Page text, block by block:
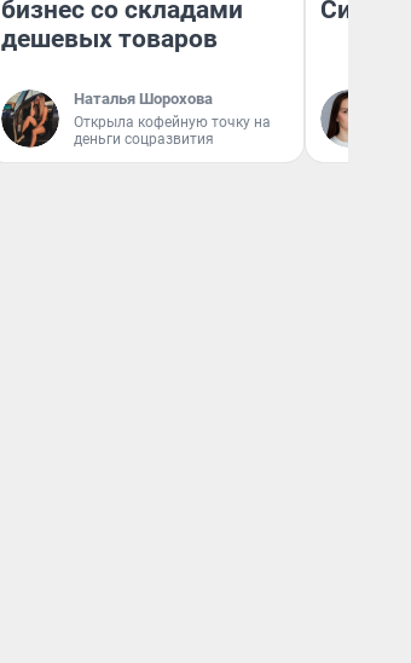
бизнес со складами
дешевых товаров
Наталья Шорохова
Открыла кофейную точку на
деньги соцразвития